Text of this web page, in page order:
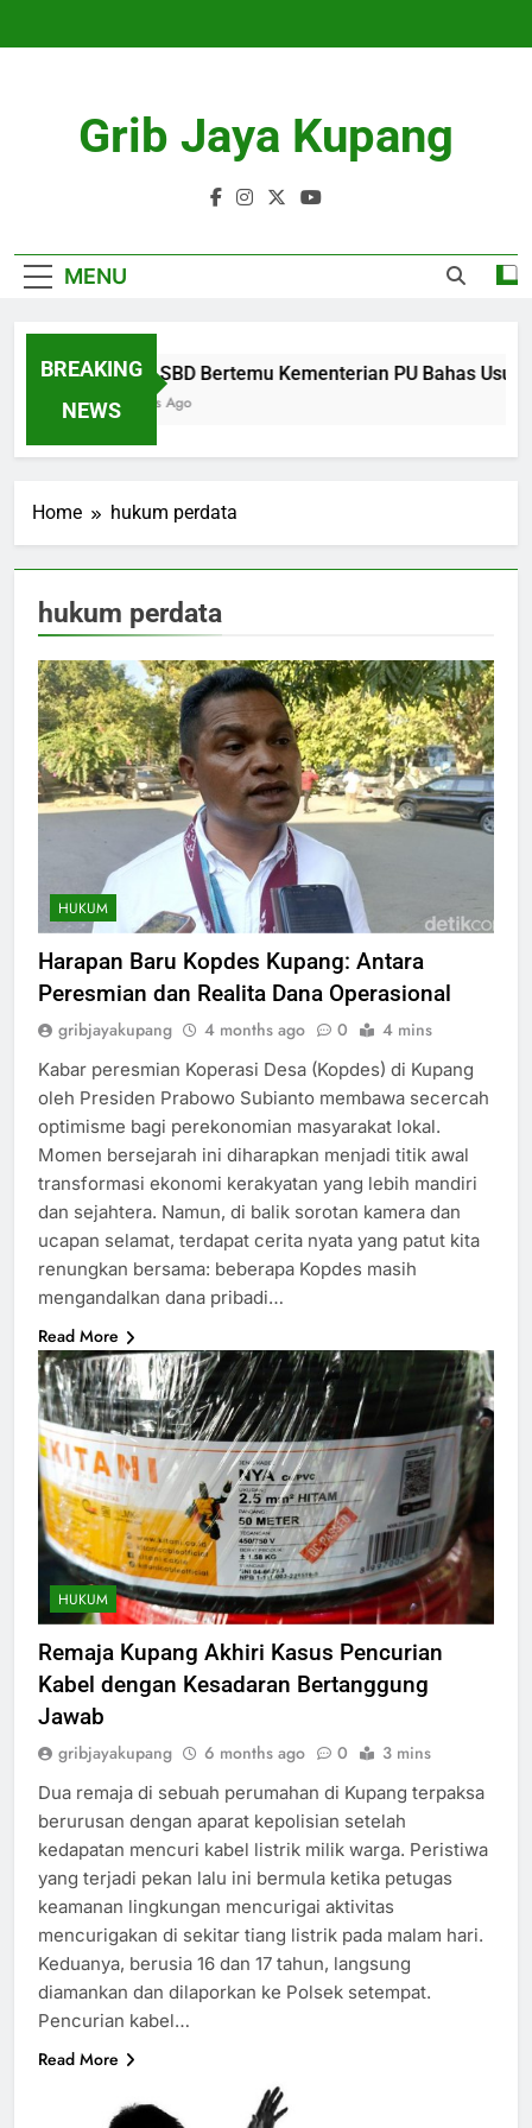
Grib Jaya Kupang
MENU
BREAKING
NEWS
Bupati SBD Bertemu Kementerian PU Bahas
4 Months Ago
Home hukum perdata
hukum perdata
HUKUM
Harapan Baru Kopdes Kupang: Antara
Peresmian dan Realita Dana Operasional
gribjayakupang 4 months ago 0 4 mins
Kabar peresmian Koperasi Desa (Kopdes) di Kupang
oleh Presiden Prabowo Subianto membawa secercah
optimisme bagi perekonomian masyarakat lokal.
Momen bersejarah ini diharapkan menjadi titik awal
transformasi ekonomi kerakyatan yang lebih mandiri
dan sejahtera. Namun, di balik sorotan kamera dan
ucapan selamat, terdapat cerita nyata yang patut kita
renungkan bersama: beberapa Kopdes masih
mengandalkan dana pribadi…
Read More
HUKUM
Remaja Kupang Akhiri Kasus Pencurian
Kabel dengan Kesadaran Bertanggung
Jawab
gribjayakupang 6 months ago 0 3 mins
Dua remaja di sebuah perumahan di Kupang terpaksa
berurusan dengan aparat kepolisian setelah
kedapatan mencuri kabel listrik milik warga. Peristiwa
yang terjadi pekan lalu ini bermula ketika petugas
keamanan lingkungan mencurigai aktivitas
mencurigakan di sekitar tiang listrik pada malam hari.
Keduanya, berusia 16 dan 17 tahun, langsung
diamankan dan dilaporkan ke Polsek setempat.
Pencurian kabel…
Read More